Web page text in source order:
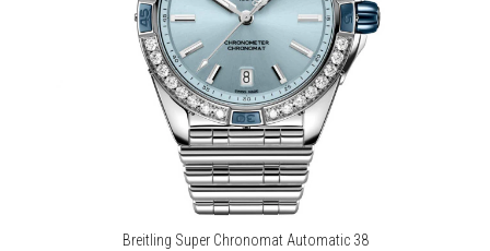
Breitling Super Chronomat Automatic 38